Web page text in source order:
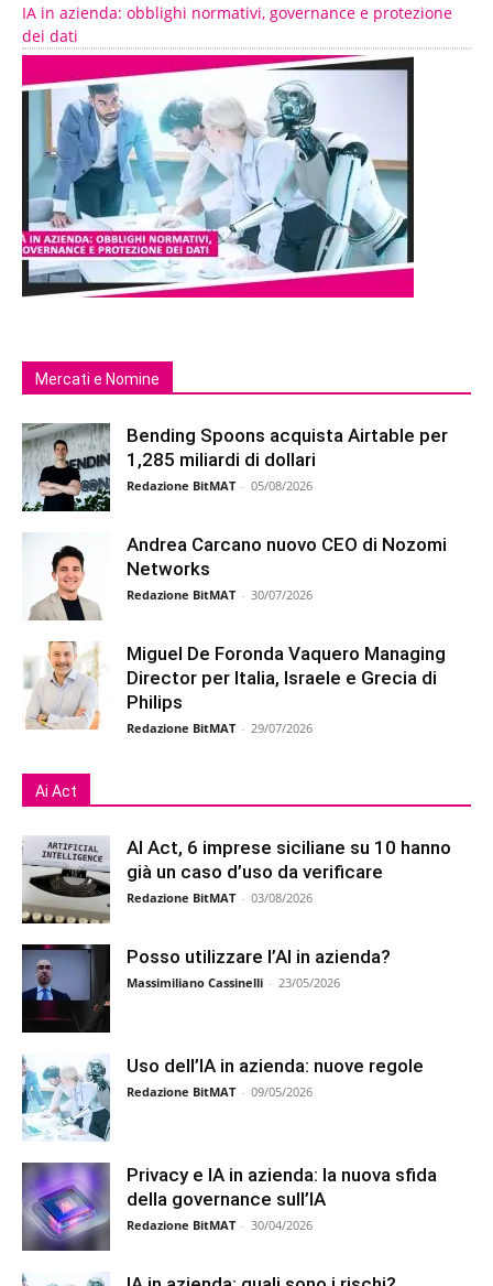
IA in azienda: obblighi normativi, governance e protezione
dei dati
Mercati e Nomine
Bending Spoons acquista Airtable per
1,285 miliardi di dollari
Redazione BitMAT - 05/08/2026
Andrea Carcano nuovo CEO di Nozomi
Networks
Redazione BitMAT - 30/07/2026
Miguel De Foronda Vaquero Managing
Director per Italia, Israele e Grecia di
Philips
Redazione BitMAT - 29/07/2026
Ai Act
AI Act, 6 imprese siciliane su 10 hanno
già un caso d’uso da verificare
Redazione BitMAT - 03/08/2026
Posso utilizzare l’AI in azienda?
Massimiliano Cassinelli - 23/05/2026
Uso dell’IA in azienda: nuove regole
Redazione BitMAT - 09/05/2026
Privacy e IA in azienda: la nuova sfida
della governance sull’IA
Redazione BitMAT - 30/04/2026